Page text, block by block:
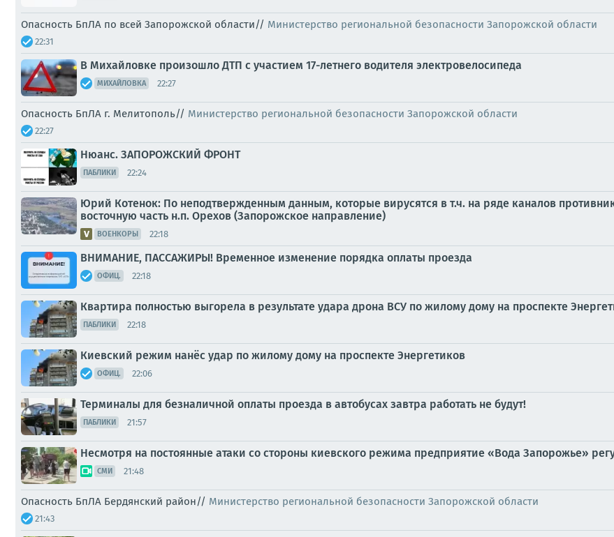
Опасность БпЛА по всей Запорожской области// Министерство региональной безопасности Запорожской области
22:31
В Михайловке произошло ДТП с участием 17-летнего водителя электровелосипеда
МИХАЙЛОВКА 22:27
Опасность БпЛА г. Мелитополь// Министерство региональной безопасности Запорожской области
22:27
Нюанс. ЗАПОРОЖСКИЙ ФРОНТ
ПАБЛИКИ 22:24
Юрий Котенок: По неподтвержденным данным, которые вирусятся в т.ч. на ряде каналов
восточную часть н.п. Орехов (Запорожское направление)
ВОЕНКОРЫ 22:18
ВНИМАНИЕ, ПАССАЖИРЫ! Временное изменение порядка оплаты проезда
ОФИЦ. 22:18
Квартира полностью выгорела в результате удара дрона ВСУ по жилому дому на проспекте
ПАБЛИКИ 22:18
Киевский режим нанёс удар по жилому дому на проспекте Энергетиков
ОФИЦ. 22:06
Терминалы для безналичной оплаты проезда в автобусах завтра работать не будут!
ПАБЛИКИ 21:57
Несмотря на постоянные атаки со стороны киевского режима предприятие «Вода Запорожье»
СМИ 21:48
Опасность БпЛА Бердянский район// Министерство региональной безопасности Запорожской области
21:43